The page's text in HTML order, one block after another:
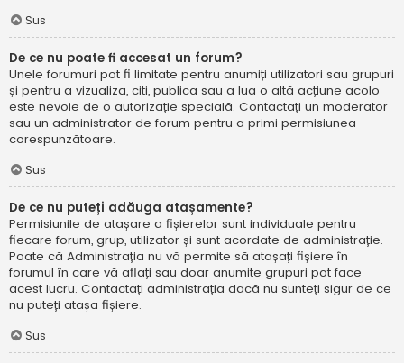
Sus
De ce nu poate fi accesat un forum?
Unele forumuri pot fi limitate pentru anumiți utilizatori sau grupuri
și pentru a vizualiza, citi, publica sau a lua o altă acțiune acolo
este nevoie de o autorizație specială. Contactați un moderator
sau un administrator de forum pentru a primi permisiunea
corespunzătoare.
Sus
De ce nu puteți adăuga atașamente?
Permisiunile de atașare a fișierelor sunt individuale pentru
fiecare forum, grup, utilizator și sunt acordate de administrație.
Poate că Administrația nu vă permite să atașați fișiere în
forumul în care vă aflați sau doar anumite grupuri pot face
acest lucru. Contactați administrația dacă nu sunteți sigur de ce
nu puteți atașa fișiere.
Sus